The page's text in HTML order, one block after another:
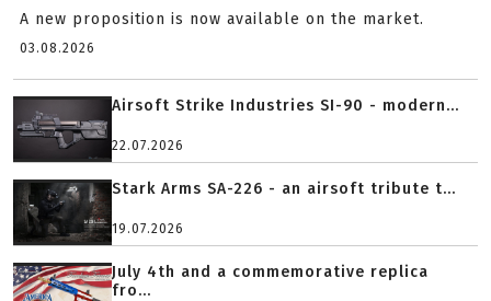
A new proposition is now available on the market.
03.08.2026
Airsoft Strike Industries SI-90 - modern...
22.07.2026
Stark Arms SA-226 - an airsoft tribute t...
19.07.2026
July 4th and a commemorative replica
fro...